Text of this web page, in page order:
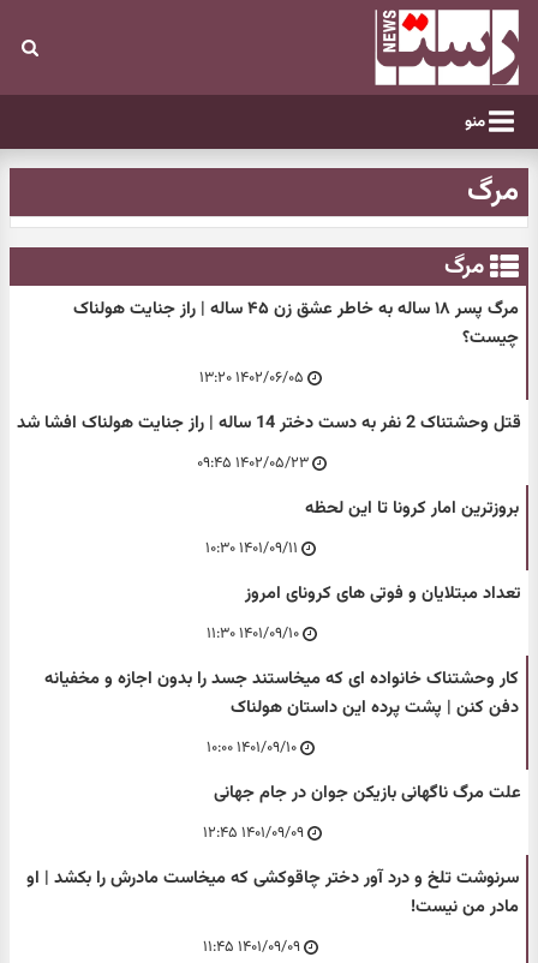
منو
مرگ
مرگ
مرگ پسر ۱۸ ساله به خاطر عشق زن ۴۵ ساله | راز جنایت هولناک
چیست؟
۱۴۰۲/۰۶/۰۵ ۱۳:۲۰
قتل وحشتناک 2 نفر به دست دختر 14 ساله | راز جنایت هولناک افشا شد
۱۴۰۲/۰۵/۲۳ ۰۹:۴۵
بروزترین امار کرونا تا این لحظه
۱۴۰۱/۰۹/۱۱ ۱۰:۳۰
تعداد مبتلایان و فوتی های کرونای امروز
۱۴۰۱/۰۹/۱۰ ۱۱:۳۰
کار وحشتناک خانواده ای که میخاستند جسد را بدون اجازه و مخفیانه
دفن کنن | پشت پرده این داستان هولناک
۱۴۰۱/۰۹/۱۰ ۱۰:۰۰
علت مرگ ناگهانی بازیکن جوان در جام جهانی
۱۴۰۱/۰۹/۰۹ ۱۲:۴۵
سرنوشت تلخ و درد آور دختر چاقوکشی که میخاست مادرش را بکشد | او
مادر من نیست!
۱۴۰۱/۰۹/۰۹ ۱۱:۴۵